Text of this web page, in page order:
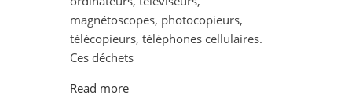
magnétoscopes, photocopieurs,
télécopieurs, téléphones cellulaires.
Ces déchets
Read more